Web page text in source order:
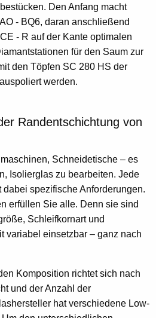
Den Anfang macht
- BQ6, daran anschließend
- R auf der Kante optimalen
für den Saum zur
den Töpfen SC 280 HS der
werden.
Randentschichtung von
Schneidetische – es
Isolierglas zu bearbeiten. Jede
spezifische Anforderungen.
erfüllen Sie alle. Denn sie sind
Schleifkornart und
variabel einsetzbar – ganz nach
Komposition richtet sich nach
und der Anzahl der
hat verschiedene Low-